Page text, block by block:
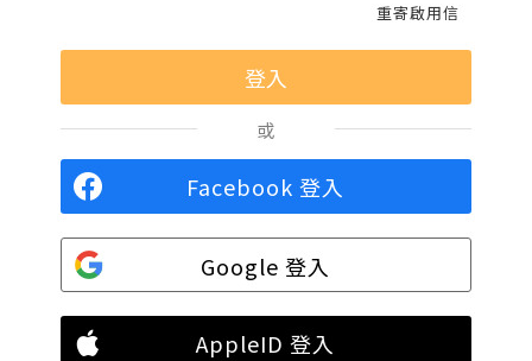
重寄啟用信
或
Facebook 登入
Google 登入
AppleID 登入